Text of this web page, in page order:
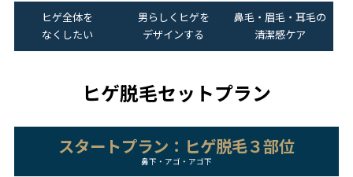
ヒゲ全体を
なくしたい
男らしくヒゲを
デザインする
鼻毛・眉毛・耳毛の
清潔感ケア
ヒゲ脱毛セットプラン
スタートプラン：ヒゲ脱毛３部位
鼻下・アゴ・アゴ下